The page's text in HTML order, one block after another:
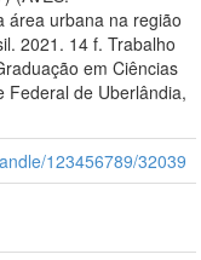
área urbana na região
2021. 14 f. Trabalho
em Ciências
Federal de Uberlândia,
123456789/32039